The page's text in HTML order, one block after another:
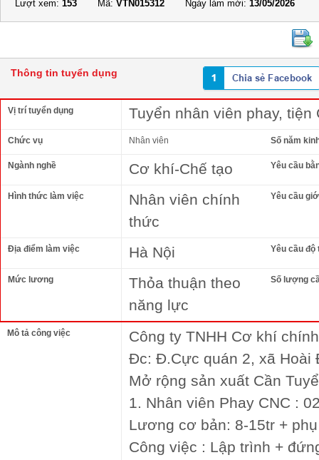
Lượt xem: 153 Mã: VTN015312 Ngày làm mới: 13/05/2026
Thông tin tuyển dụng
Vị trí tuyển dụng Tuyển nhân viên phay, tiện
Chức vụ Nhân viên Số năm
Ngành nghề Cơ khí-Chế tạo Yêu cầu
Hình thức làm việc
Nhân viên chính
thức
Yêu cầu
Địa điểm làm việc Hà Nội Yêu cầu độ
Mức lương
Thỏa thuận theo
năng lực
Số lượng
Mô tả công việc
Công ty TNHH Cơ khí
Đc: Đ.Cực quán 2, xã Hoài
Mở rộng sản xuất Cần
1. Nhân viên Phay CNC :
Lương cơ bản: 8-15tr +
Công việc : Lập trình +